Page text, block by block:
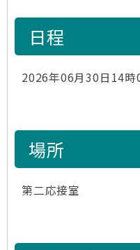
日程
2026年06月30日14
場所
第二応接室